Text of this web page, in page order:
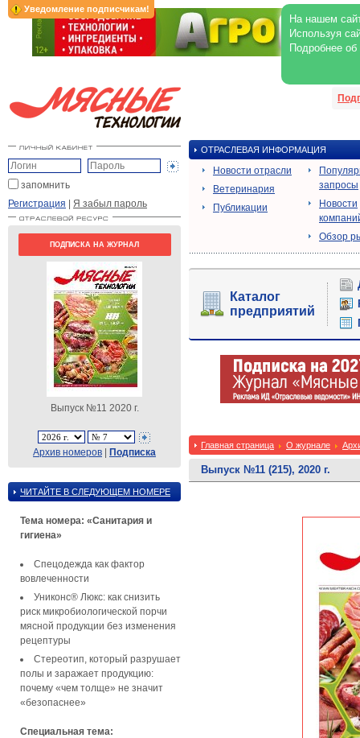
Уведомление подписчикам!
На нашем
Используя
Подробнее
запомнить
Регистрация | Я забыл пароль
ПОДПИСКА НА ЖУРНАЛ
Выпуск №11 2020 г.
Архив номеров | Подписка
ЧИТАЙТЕ В СЛЕДУЮЩЕМ НОМЕРЕ
Тема номера: «Санитария и
гигиена»
Спецодежда как фактор
вовлеченности
Униконс® Люкс: как снизить
риск микробиологической порчи
мясной продукции без изменения
рецептуры
Стереотип, который разрушает
полы и заражает продукцию:
почему «чем толще» не значит
«безопаснее»
Специальная тема:
ОТРАСЛЕВАЯ ИНФОРМАЦИЯ
Новости отрасли
Ветеринария
Публикации
запросы
Новости
Обзор
Каталог
предприятий
Главная страница О журнале
Выпуск №11 (215), 2020 г.